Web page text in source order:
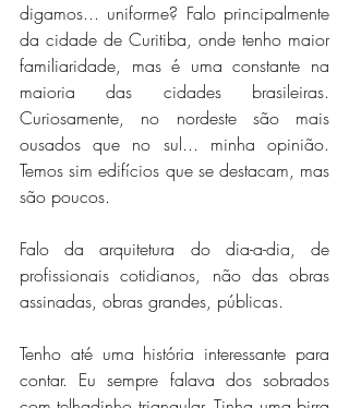
digamos... uniforme? Falo principalmente
da cidade de Curitiba, onde tenho maior
familiaridade, mas é uma constante na
maioria das cidades brasileiras.
Curiosamente, no nordeste são mais
ousados que no sul... minha opinião.
Temos sim edifícios que se destacam, mas
são poucos.
Falo da arquitetura do dia-a-dia, de
profissionais cotidianos, não das obras
assinadas, obras grandes, públicas.
Tenho até uma história interessante para
contar. Eu sempre falava dos sobrados